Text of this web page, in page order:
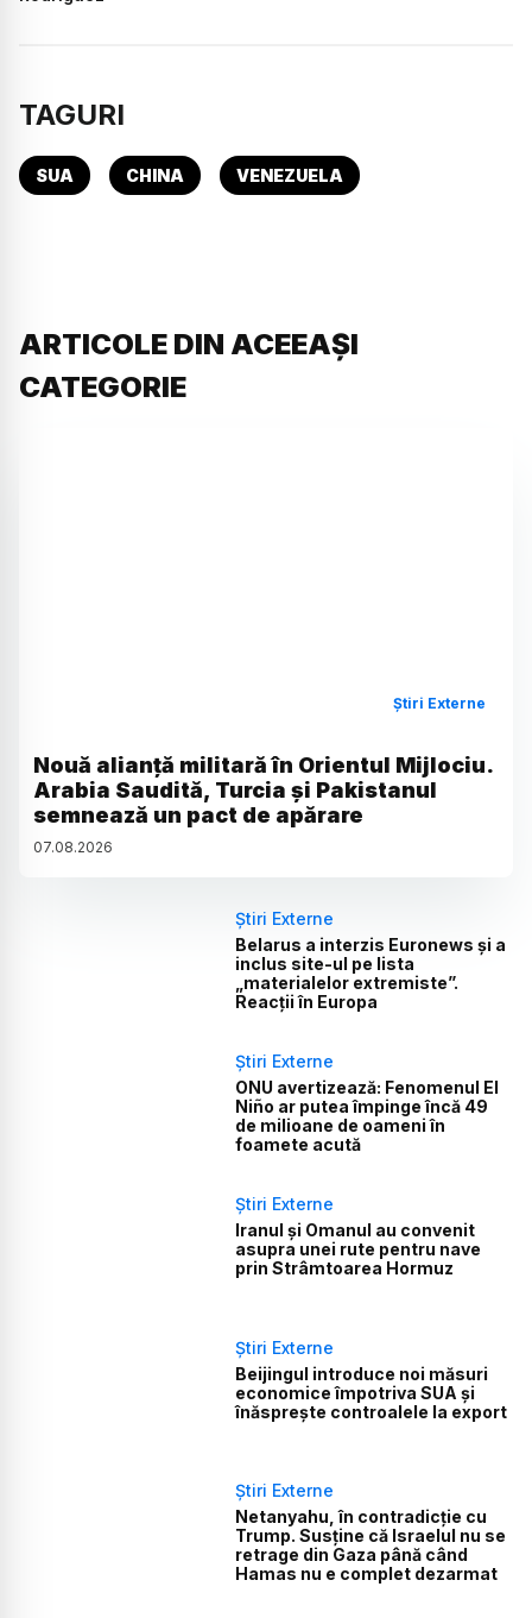
TAGURI
SUA CHINA VENEZUELA
ARTICOLE DIN ACEEAȘI
CATEGORIE
Știri Externe
Nouă alianță militară în Orientul Mijlociu.
Arabia Saudită, Turcia și Pakistanul
semnează un pact de apărare
07.08.2026
Știri Externe
Belarus a interzis Euronews și a
inclus site-ul pe lista
„materialelor extremiste”.
Reacții în Europa
Știri Externe
ONU avertizează: Fenomenul El
Niño ar putea împinge încă 49
de milioane de oameni în
foamete acută
Știri Externe
Iranul și Omanul au convenit
asupra unei rute pentru nave
prin Strâmtoarea Hormuz
Știri Externe
Beijingul introduce noi măsuri
economice împotriva SUA și
înăsprește controalele la export
Știri Externe
Netanyahu, în contradicție cu
Trump. Susține că Israelul nu se
retrage din Gaza până când
Hamas nu e complet dezarmat